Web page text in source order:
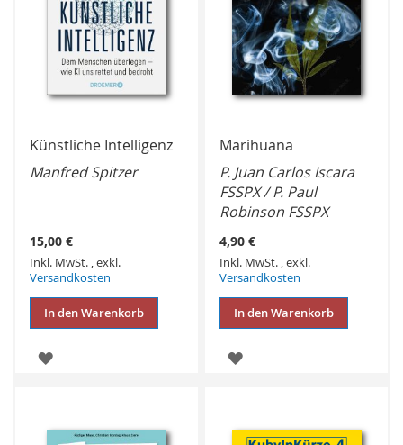
Künstliche Intelligenz
Manfred Spitzer
15,00 €
Inkl. MwSt. ,exkl.
Versandkosten
In den Warenkorb
ZUR
Marihuana
P. Juan Carlos Iscara
FSSPX / P. Paul
Robinson FSSPX
4,90 €
Inkl. MwSt. ,exkl.
Versandkosten
In den Warenkorb
ZUR